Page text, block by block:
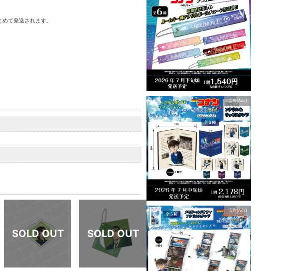
広告(Ads)
広告(Ads)
て発送されます。